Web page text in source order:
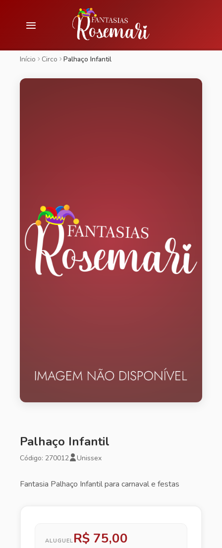
Início Circo Palhaço Infantil
Palhaço Infantil
Código: 270012 Unissex
Fantasia Palhaço Infantil para carnaval e festas
ALUGUEL R$ 75,00